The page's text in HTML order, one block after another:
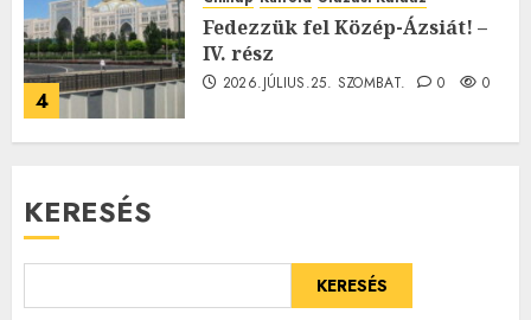
4
Fedezzük fel Közép-Ázsiát! –
IV. rész
2026.JÚLIUS.25. SZOMBAT. 0 0
KERESÉS
KERESÉS